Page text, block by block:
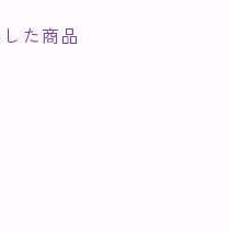
た商品